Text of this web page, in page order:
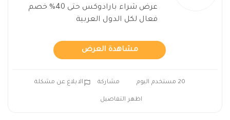
عرض شراء بارادوكس حتى 40% خصم
فعال لكل الدول العربية
مشاهدة العرض
20 مستخدم اليوم مشاركة الابلاغ عن مشكلة
اظهر التفاصيل